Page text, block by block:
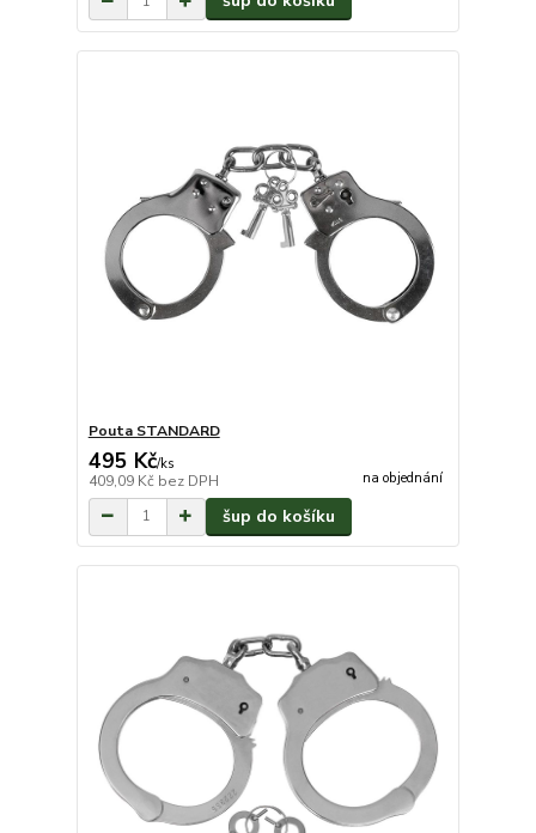
Pouta STANDARD
495 Kč/ks
409,09 Kč bez DPH na objednání
šup do košíku